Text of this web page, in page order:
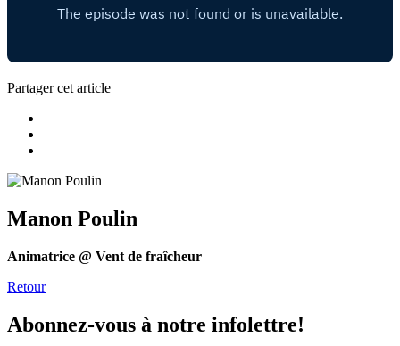
Partager cet article
Manon Poulin
Animatrice @ Vent de fraîcheur
Retour
Abonnez-vous à notre infolettre!